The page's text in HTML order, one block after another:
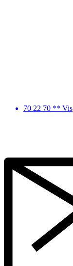
70 22 70 ** Vis